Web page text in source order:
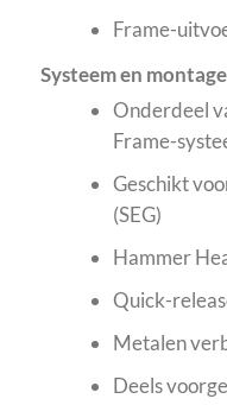
Frame-
Systeem en montage
Onderdeel
Frame-
Geschikt
(SEG)
Hammer
Quick-
Metalen
Deels